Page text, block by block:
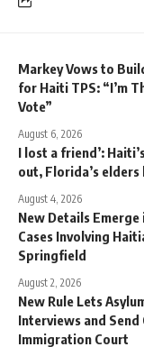
Markey Vows to
for Haiti TPS: “I’m
Vote”
August 6, 2026
I lost a friend’:
out, Florida’s elders
August 4, 2026
New Details
Cases Involving
Springfield
August 2, 2026
New Rule Lets
Interviews and
Immigration Court